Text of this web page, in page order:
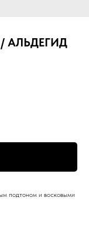
/ АЛЬДЕГИД
подтоном и восковыми